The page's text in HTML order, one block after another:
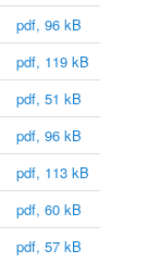
pdf, 96 kB
pdf, 119 kB
pdf, 51 kB
pdf, 96 kB
pdf, 113 kB
pdf, 60 kB
pdf, 57 kB